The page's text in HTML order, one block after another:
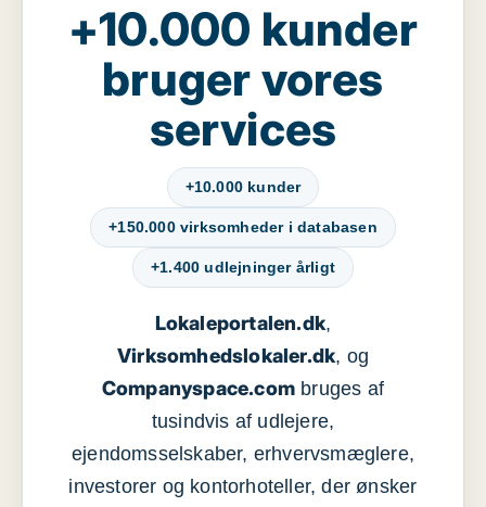
+10.000 kunder
bruger vores
services
+10.000 kunder
+150.000 virksomheder i databasen
+1.400 udlejninger årligt
Lokaleportalen.dk,
Virksomhedslokaler.dk, og
Companyspace.com bruges af
tusindvis af udlejere,
ejendomsselskaber, erhvervsmæglere,
investorer og kontorhoteller, der ønsker